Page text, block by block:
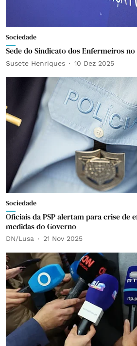
Sociedade
Sede do Sindicato dos Enfermeiros
Susete Henriques 10 Dez 2025
Sociedade
Oficiais da PSP alertam para crise de
medidas do Governo
DN/Lusa 21 Nov 2025